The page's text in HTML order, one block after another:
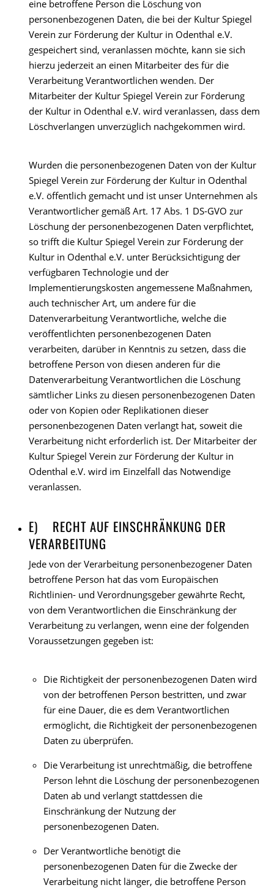
eine betroffene Person die Löschung von
personenbezogenen Daten, die bei der Kultur Spiegel
Verein zur Förderung der Kultur in Odenthal e.V.
gespeichert sind, veranlassen möchte, kann sie sich
hierzu jederzeit an einen Mitarbeiter des für die
Verarbeitung Verantwortlichen wenden. Der
Mitarbeiter der Kultur Spiegel Verein zur Förderung
der Kultur in Odenthal e.V. wird veranlassen, dass dem
Löschverlangen unverzüglich nachgekommen wird.
Wurden die personenbezogenen Daten von der Kultur
Spiegel Verein zur Förderung der Kultur in Odenthal
e.V. öffentlich gemacht und ist unser Unternehmen als
Verantwortlicher gemäß Art. 17 Abs. 1 DS-GVO zur
Löschung der personenbezogenen Daten verpflichtet,
so trifft die Kultur Spiegel Verein zur Förderung der
Kultur in Odenthal e.V. unter Berücksichtigung der
verfügbaren Technologie und der
Implementierungskosten angemessene Maßnahmen,
auch technischer Art, um andere für die
Datenverarbeitung Verantwortliche, welche die
veröffentlichten personenbezogenen Daten
verarbeiten, darüber in Kenntnis zu setzen, dass die
betroffene Person von diesen anderen für die
Datenverarbeitung Verantwortlichen die Löschung
sämtlicher Links zu diesen personenbezogenen Daten
oder von Kopien oder Replikationen dieser
personenbezogenen Daten verlangt hat, soweit die
Verarbeitung nicht erforderlich ist. Der Mitarbeiter der
Kultur Spiegel Verein zur Förderung der Kultur in
Odenthal e.V. wird im Einzelfall das Notwendige
veranlassen.
E) RECHT AUF EINSCHRÄNKUNG DER
VERARBEITUNG
Jede von der Verarbeitung personenbezogener Daten
betroffene Person hat das vom Europäischen
Richtlinien- und Verordnungsgeber gewährte Recht,
von dem Verantwortlichen die Einschränkung der
Verarbeitung zu verlangen, wenn eine der folgenden
Voraussetzungen gegeben ist:
Die Richtigkeit der personenbezogenen Daten wird
von der betroffenen Person bestritten, und zwar
für eine Dauer, die es dem Verantwortlichen
ermöglicht, die Richtigkeit der personenbezogenen
Daten zu überprüfen.
Die Verarbeitung ist unrechtmäßig, die betroffene
Person lehnt die Löschung der personenbezogenen
Daten ab und verlangt stattdessen die
Einschränkung der Nutzung der
personenbezogenen Daten.
Der Verantwortliche benötigt die
personenbezogenen Daten für die Zwecke der
Verarbeitung nicht länger, die betroffene Person